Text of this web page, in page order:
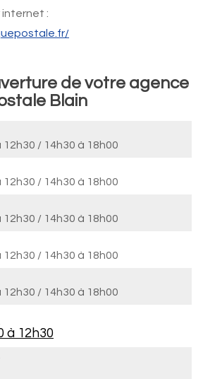
internet :
de votre agence
Blain
12h30 / 14h30 à 18h00
12h30 / 14h30 à 18h00
12h30 / 14h30 à 18h00
12h30 / 14h30 à 18h00
12h30 / 14h30 à 18h00
à 12h30